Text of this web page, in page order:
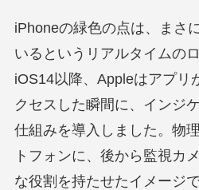
iPhoneの緑色の点は、まさ
いるというリアルタイムの
iOS14以降、Appleはアプリ
クセスした瞬間に、インジ
仕組みを導入しました。物
トフォンに、後から監視カ
な役割を持たせたイメージで